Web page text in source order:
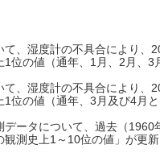
、湿度計の不具合により
位の値（通年、1月、2月、
、湿度計の不具合により
位の値（通年、3月及び4月
ータについて、過去（
測史上1～10位の値」が更